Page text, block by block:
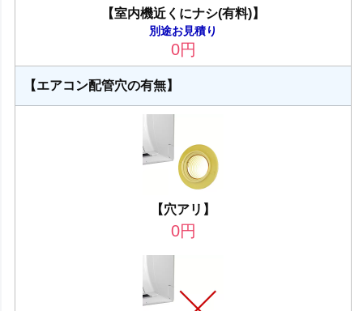
【室内機近くにナシ(有料)】
別途お見積り
0円
【エアコン配管穴の有無】
【穴アリ】
0円